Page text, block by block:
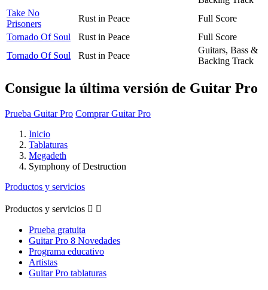
Take No
Prisoners
Rust in Peace
Full Score
Tornado Of Soul
Rust in Peace
Full Score
Tornado Of Soul
Rust in Peace
Guitars, Bass &
Backing Track
Consigue la última versión de Guitar Pro
Prueba Guitar Pro Comprar Guitar Pro
Inicio
Tablaturas
Megadeth
Symphony of Destruction
Productos y servicios
Productos y servicios  
Prueba gratuita
Guitar Pro 8 Novedades
Programa educativo
Artistas
Guitar Pro tablaturas